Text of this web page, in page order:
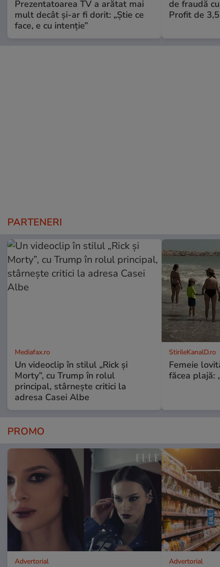
Prezentatoarea TV a arătat mai
mult decât și-ar fi dorit: „Știe ce
face, e cu intenție”
de fraudă
Profit de
PARTENERI
Mediafax.ro
Un videoclip în stilul „Rick și
Morty”, cu Trump în rolul
principal, stârnește critici la
adresa Casei Albe
StirileKanalD.ro
Femeie
făcea plajă:
PROMO
Advertorial Advertorial